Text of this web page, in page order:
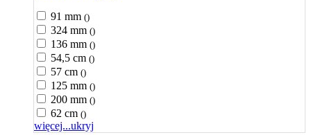
91 mm ()
324 mm ()
136 mm ()
54,5 cm ()
57 cm ()
125 mm ()
200 mm ()
62 cm ()
więcej...ukryj